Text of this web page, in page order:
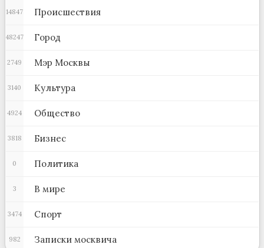
Происшествия
14847
Город
48247
Мэр Москвы
2749
Культура
3140
Общество
4924
Бизнес
3818
Политика
0
В мире
3
Спорт
3474
Записки москвича
982